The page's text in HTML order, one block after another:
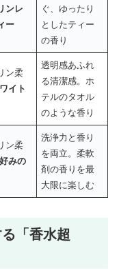
ンレ
ー
ぐ、ゆったり
としたティー
の香り
ン柔
イト
透明感あふれ
る清潔感。ホ
テルのタオル
のような香り
ン柔
みの
洗浄力と香り
を両立。柔軟
剤の香りを最
大限に楽しむ
「香水超